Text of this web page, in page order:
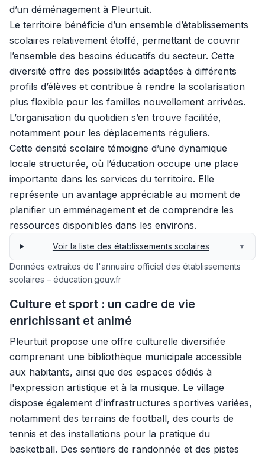
d’un déménagement à Pleurtuit.
Le territoire bénéficie d’un ensemble d’établissements
scolaires relativement étoffé, permettant de couvrir
l’ensemble des besoins éducatifs du secteur. Cette
diversité offre des possibilités adaptées à différents
profils d’élèves et contribue à rendre la scolarisation
plus flexible pour les familles nouvellement arrivées.
L’organisation du quotidien s’en trouve facilitée,
notamment pour les déplacements réguliers.
Cette densité scolaire témoigne d’une dynamique
locale structurée, où l’éducation occupe une place
importante dans les services du territoire. Elle
représente un avantage appréciable au moment de
planifier un emménagement et de comprendre les
ressources disponibles dans les environs.
Voir la liste des établissements scolaires ▼
Données extraites de l'annuaire officiel des établissements
scolaires – éducation.gouv.fr
Culture et sport : un cadre de vie
enrichissant et animé
Pleurtuit propose une offre culturelle diversifiée
comprenant une bibliothèque municipale accessible
aux habitants, ainsi que des espaces dédiés à
l'expression artistique et à la musique. Le village
dispose également d'infrastructures sportives variées,
notamment des terrains de football, des courts de
tennis et des installations pour la pratique du
basketball. Des sentiers de randonnée et des pistes